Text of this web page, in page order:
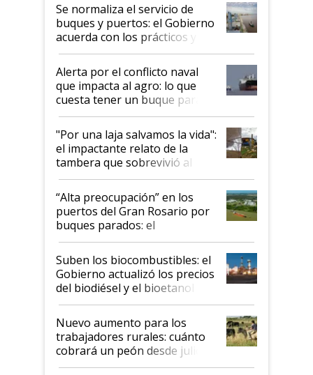
Se normaliza el servicio de
buques y puertos: el Gobierno
acuerda con los prácticos y
suspende el decreto de
desregulación
Alerta por el conflicto naval
que impacta al agro: lo que
cuesta tener un buque parado
y el peligro de que Argentina
pase a ser "país sucio"
"Por una laja salvamos la vida":
el impactante relato de la
tambera que sobrevivió al
tornado
“Alta preocupación” en los
puertos del Gran Rosario por
buques parados: el
funcionamiento de las
exportadoras en tensión tras
la medida de fuerza de los
prácticos
Suben los biocombustibles: el
Gobierno actualizó los precios
del biodiésel y el bioetanol
Nuevo aumento para los
trabajadores rurales: cuánto
cobrará un peón desde julio